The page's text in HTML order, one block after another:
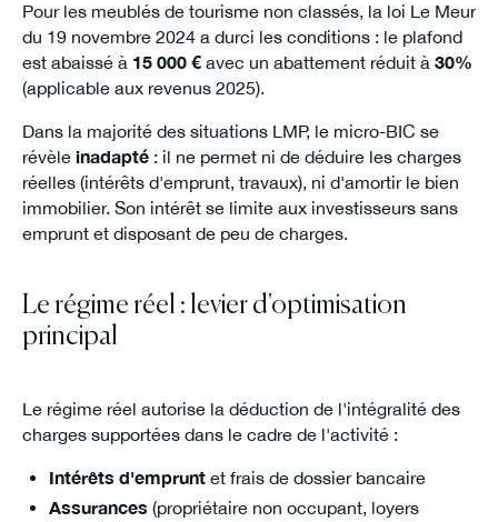
Pour les meublés de tourisme non classés, la loi Le Meur
du 19 novembre 2024 a durci les conditions : le plafond
est abaissé à 15 000 €avec un abattement réduit à 30%
(applicable aux revenus 2025).
Dans la majorité des situations LMP, le micro-BIC se
révèle inadapté: il ne permet ni de déduire les charges
réelles (intérêts d'emprunt, travaux), ni d'amortir le bien
immobilier. Son intérêt se limite aux investisseurs sans
emprunt et disposant de peu de charges.
Le régime réel : levier d'optimisation
principal
Le régime réel autorise la déduction de l'intégralité des
charges supportées dans le cadre de l'activité :
Intérêts d'empruntet frais de dossier bancaire
Assurances (propriétaire non occupant, loyers